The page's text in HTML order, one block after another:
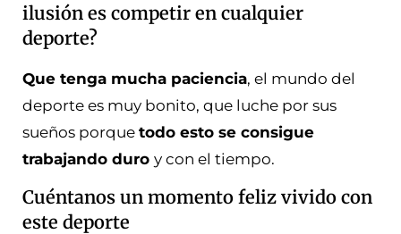
ilusión es competir en cualquier
deporte?
Que tenga mucha paciencia, el mundo del
deporte es muy bonito, que luche por sus
sueños porque todo esto se consigue
trabajando duro y con el tiempo.
Cuéntanos un momento feliz vivido con
este deporte